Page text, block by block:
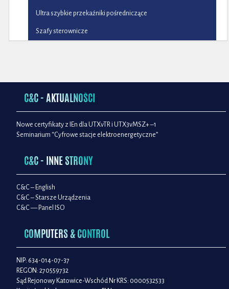
Ultra szybkie przekaźniki pośredniczące
Szafy sterownicze
C&C - AKTUALNOŚCI
Nowe certyfikaty z IEn dla UTXvTR i UTX3vMSZ+ –1
Seminarium “Cyfrowe stacje elektroenergetyczne”
C&C - INNE STRONY
C&C – English
C&C – Starsze Urządzenia
C&C — Panel ISO
COMPUTERS & CONTROL
NIP: 634-014-07-37
REGON: 270559732
Sąd Rejonowy Katowice-Wschód Nr KRS: 0000532533